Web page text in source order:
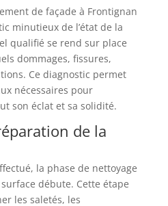
de façade à Frontignan
minutieux de l’état de la
qualifié se rend sur place
dommages, fissures,
Ce diagnostic permet
nécessaires pour
son éclat et sa solidité.
de la
la phase de nettoyage
débute. Cette étape
les saletés, les